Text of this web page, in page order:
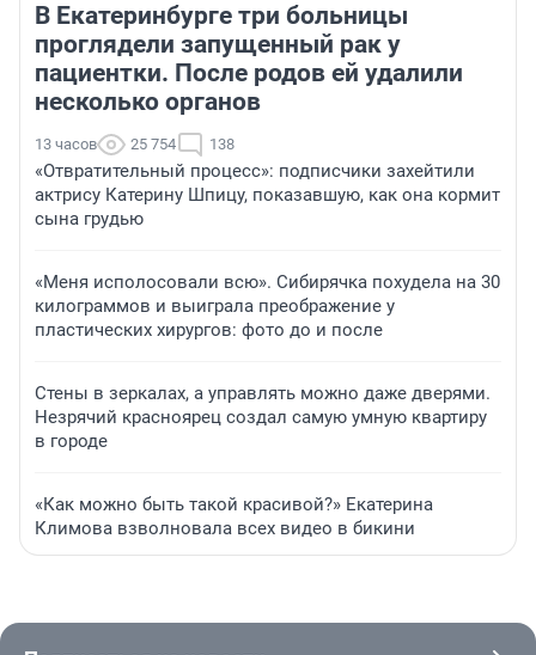
В Екатеринбурге три больницы
проглядели запущенный рак у
пациентки. После родов ей удалили
несколько органов
13 часов 25 754 138
«Отвратительный процесс»: подписчики захейтили
актрису Катерину Шпицу, показавшую, как она кормит
сына грудью
«Меня исполосовали всю». Сибирячка похудела на 30
килограммов и выиграла преображение у
пластических хирургов: фото до и после
Стены в зеркалах, а управлять можно даже дверями.
Незрячий красноярец создал самую умную квартиру
в городе
«Как можно быть такой красивой?» Екатерина
Климова взволновала всех видео в бикини